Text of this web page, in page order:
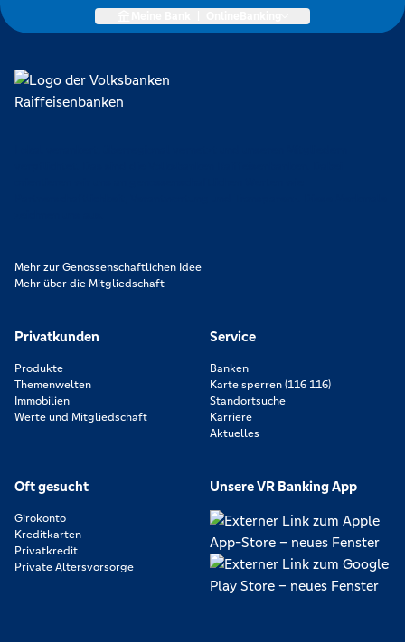
Mehr zur Genossenschaftlichen Idee
Mehr über die Mitgliedschaft
Privatkunden
Produkte
Themenwelten
Immobilien
Werte und Mitgliedschaft
Service
Banken
Karte sperren (116 116)
Standortsuche
Karriere
Aktuelles
Oft gesucht
Girokonto
Kreditkarten
Privatkredit
Private Altersvorsorge
Unsere VR Banking App